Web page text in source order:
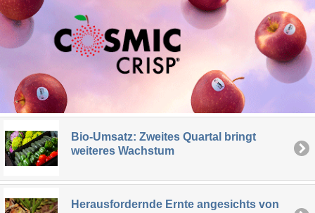
Bio-Umsatz: Zweites Quartal bringt
weiteres Wachstum
Herausfordernde Ernte angesichts von